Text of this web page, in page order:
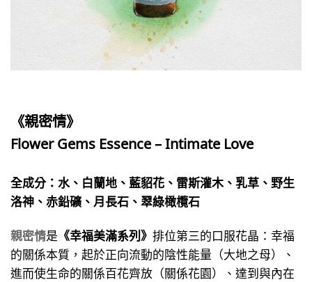
《親密情》
Flower Gems Essence – Intimate Love
全成分：水、白蘭地、藍貂花、雷斯灌木、乳草、野生
洛神、赤鉛礦、月長石、翠綠橄欖石
親密情是 《幸福美滿系列》 排位第三的口服花晶：幸福
的關係本質，起於正向流動的陰性能量（大地之母）、
進而使生命的關係百花齊放（關係花園）、達到與內在